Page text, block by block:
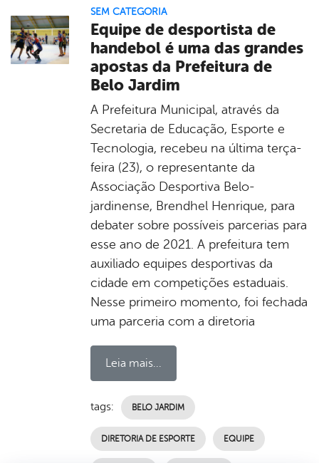
SEM CATEGORIA
Equipe de desportista de
handebol é uma das grandes
apostas da Prefeitura de
Belo Jardim
A Prefeitura Municipal, através da
Secretaria de Educação, Esporte e
Tecnologia, recebeu na última terça-
feira (23), o representante da
Associação Desportiva Belo-
jardinense, Brendhel Henrique, para
debater sobre possíveis parcerias para
esse ano de 2021. A prefeitura tem
auxiliado equipes desportivas da
cidade em competições estaduais.
Nesse primeiro momento, foi fechada
uma parceria com a diretoria
Leia mais...
tags: BELO JARDIM
DIRETORIA DE ESPORTE EQUIPE